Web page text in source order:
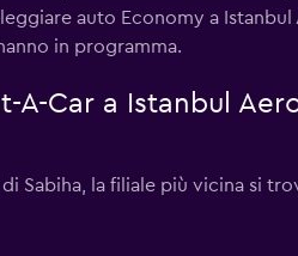
auto Economy a
in programma.
A-Car a Istanbul
Sabiha, la filiale più vicina si